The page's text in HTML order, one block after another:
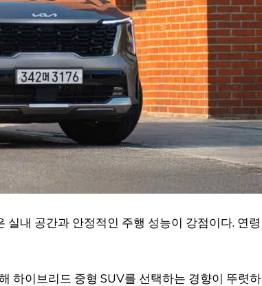
내 공간과 안정적인 주행 성능이 강점이다. 연령
하이브리드 중형 SUV를 선택하는 경향이 뚜렷하